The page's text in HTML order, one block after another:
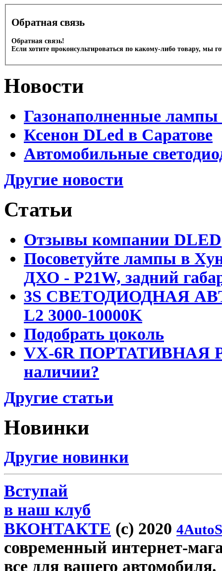
Обратная связь
Обратная связь!
Если хотите проконсультироваться по какому-либо товару, мы
Новости
Газонаполненные лампы
Ксенон DLed в Саратове
Автомобильные
Другие новости
Статьи
Отзывы компании DLED
Посоветуйте лампы в
ДХО - P21W, задний
3S СВЕТОДИОДНАЯ
L2 3000-10000K
Подобрать цоколь
VX-6R ПОРТАТИВНАЯ
наличии?
Другие статьи
Новинки
Другие новинки
Вступай
в наш клуб
ВКОНТАКТЕ (c) 2020
современный интернет-
все для вашего автомобиля.